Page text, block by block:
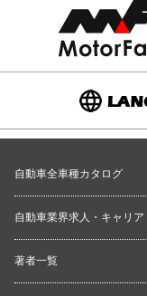
自動車全車種カタログ
自動車業界求人・キャリア
著者一覧